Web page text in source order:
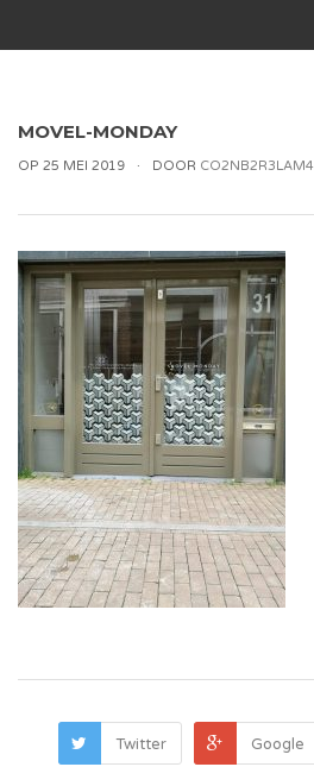
MOVEL-MONDAY
OP 25 MEI 2019 DOOR CO2NB2R3LAM4
Twitter Google